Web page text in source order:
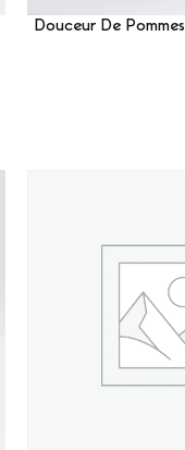
Douceur De